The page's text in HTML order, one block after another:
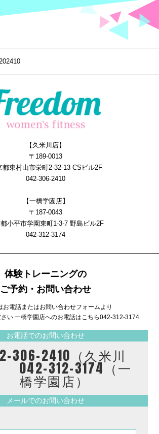
【久米川店】
〒189-0013
都東村山市栄町2-32-13 CSビル2F
042-306-2410
【一橋学園店】
〒187-0043
小平市学園東町1-3-7 野島ビル2F
042-312-3174
体験トレーニングの
ご予約・お問い合わせ
お電話またはお問い合わせフォームより
い 一橋学園店へのお電話はこちら042-312-3174
お電話でのお問い合わせ
306-2410（久米川
042-312-3174（一
橋学園店）
メールでのお問い合わせ